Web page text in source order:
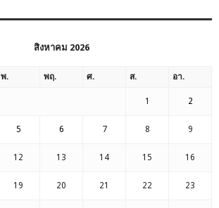
สิงหาคม 2026
พ. พฤ. ศ. ส. อา.
1 2
5 6 7 8 9
12 13 14 15 16
19 20 21 22 23